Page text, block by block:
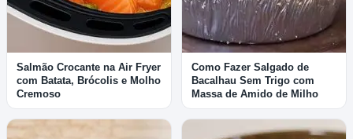
Salmão Crocante na Air Fryer
com Batata, Brócolis e Molho
Cremoso
Como Fazer Salgado de
Bacalhau Sem Trigo com
Massa de Amido de Milho